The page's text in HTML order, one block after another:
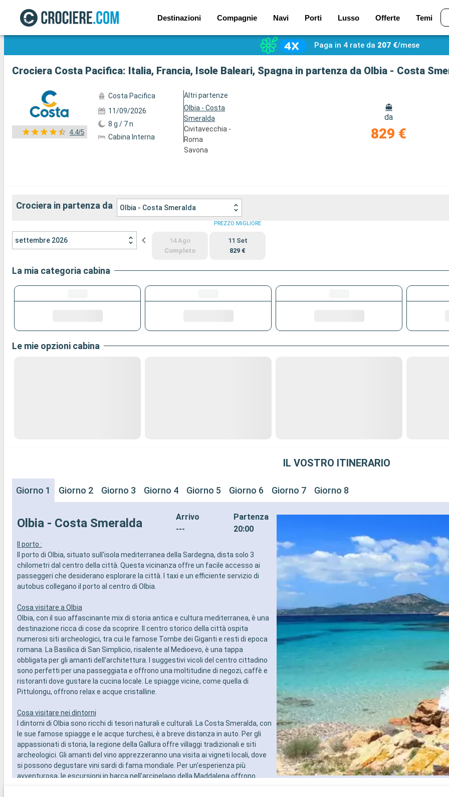
Destinazioni Compagnie Navi Porti Lusso Offerte Temi
Mostra le altre 68 foto
Paga in 4 rate da 207 €/mese
Crociera Costa Pacifica: Italia, Francia, Isole Baleari, Spagna in partenza da Olbia - Costa
4.4/5
Costa Pacifica
11/09/2026
8 g / 7 n
Cabina Interna
Altri partenze
Olbia - Costa
Smeralda
Civitavecchia -
Roma
Savona
da
829 €
Crociera in partenza da Olbia - Costa Smeralda
settembre 2026
14 Ago
Completo
PREZZO MIGLIORE
11 Set
829 €
La mia categoria cabina
Le mie opzioni cabina
IL VOSTRO ITINERARIO
Giorno 1 Giorno 2 Giorno 3 Giorno 4 Giorno 5 Giorno 6 Giorno 7 Giorno 8
Olbia - Costa Smeralda
Arrivo
---
Partenza
20:00
Il porto :
Il porto di Olbia, situato sull'isola mediterranea della Sardegna, dista solo 3
chilometri dal centro della città. Questa vicinanza offre un facile accesso ai
passeggeri che desiderano esplorare la città. I taxi e un efficiente servizio di
autobus collegano il porto al centro di Olbia.
Cosa visitare a Olbia
Olbia, con il suo affascinante mix di storia antica e cultura mediterranea, è una
destinazione ricca di cose da scoprire. Il centro storico della città ospita
numerosi siti archeologici, tra cui le famose Tombe dei Giganti e resti di epoca
romana. La Basilica di San Simplicio, risalente al Medioevo, è una tappa
obbligata per gli amanti dell'architettura. I suggestivi vicoli del centro cittadino
sono perfetti per una passeggiata e offrono una moltitudine di negozi, caffè e
ristoranti dove gustare la cucina locale. Le spiagge vicine, come quella di
Pittulongu, offrono relax e acque cristalline.
Cosa visitare nei dintorni
I dintorni di Olbia sono ricchi di tesori naturali e culturali. La Costa Smeralda, con
le sue famose spiagge e le acque turchesi, è a breve distanza in auto. Per gli
appassionati di storia, la regione della Gallura offre villaggi tradizionali e siti
archeologici. Gli amanti del vino apprezzeranno una visita ai vigneti locali, dove
si possono degustare vini sardi di fama mondiale. Per un'esperienza più
avventurosa, le escursioni in barca nell'arcipelago della Maddalena offrono